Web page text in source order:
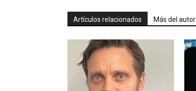
Artículos relacionados Más del autor